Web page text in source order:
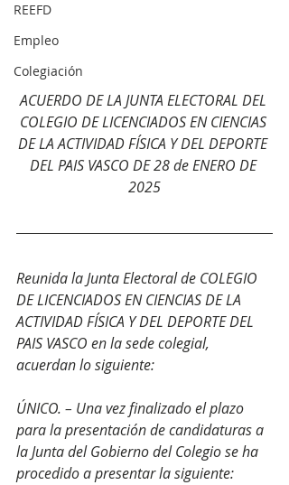
REEFD
Empleo
Colegiación
ACUERDO DE LA JUNTA ELECTORAL DEL
COLEGIO DE LICENCIADOS EN CIENCIAS
DE LA ACTIVIDAD FÍSICA Y DEL DEPORTE
DEL PAIS VASCO DE 28 de ENERO DE
2025
Reunida la Junta Electoral de COLEGIO
DE LICENCIADOS EN CIENCIAS DE LA
ACTIVIDAD FÍSICA Y DEL DEPORTE DEL
PAIS VASCO en la sede colegial,
acuerdan lo siguiente:
ÚNICO. – Una vez finalizado el plazo
para la presentación de candidaturas a
la Junta del Gobierno del Colegio se ha
procedido a presentar la siguiente: